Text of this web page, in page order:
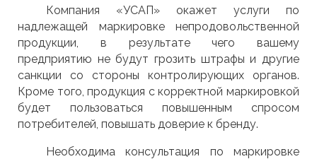
Компания «УСАП» окажет услуги по
надлежащей маркировке непродовольственной
продукции, в результате чего вашему
предприятию не будут грозить штрафы и другие
санкции со стороны контролирующих органов.
Кроме того, продукция с корректной маркировкой
будет пользоваться повышенным спросом
потребителей, повышать доверие к бренду.
Необходима консультация по маркировке